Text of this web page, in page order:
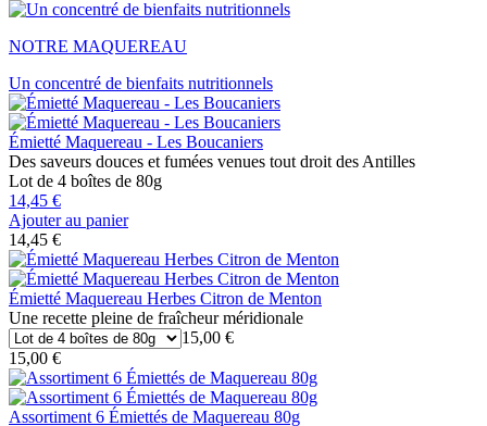
NOTRE MAQUEREAU
Un concentré de bienfaits nutritionnels
Émietté Maquereau - Les Boucaniers
Des saveurs douces et fumées venues tout droit des Antilles
Lot de 4 boîtes de 80g
14,45 €
Ajouter au panier
14,45 €
Émietté Maquereau Herbes Citron de Menton
Une recette pleine de fraîcheur méridionale
15,00 €
15,00 €
Assortiment 6 Émiettés de Maquereau 80g